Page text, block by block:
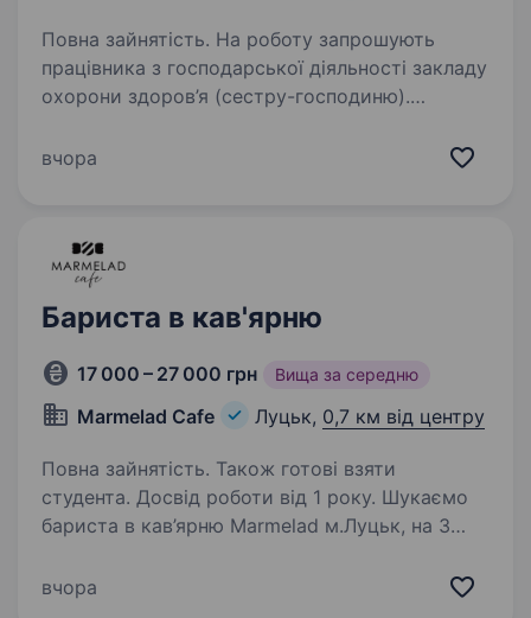
Повна зайнятість. На роботу запрошують
працівника з господарської діяльності закладу
охорони здоров’я (сестру-господиню).
роботи; володіння ПК (Excel, Word); бажано
вчора
Бариста в кав'ярню
17 000 – 27 000 грн Вища за середню
Marmelad Cafe Луцьк, 0,7 км від центру
Повна зайнятість. Також готові взяти
студента. Досвід роботи від 1 року. Шукаємо
бариста в кав’ярню Marmelad м.Луцьк, на 3
готувати каву (або хочеш навчитися) любиш
вчора